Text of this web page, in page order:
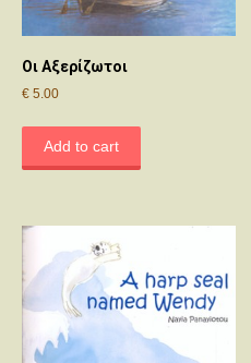
Οι Αξερίζωτοι
€ 5.00
Add to cart